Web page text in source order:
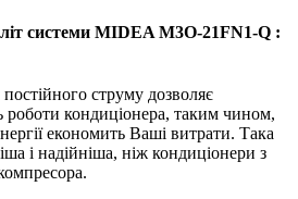
системи MIDEA M3O-21FN1-Q :
струму дозволяє
роботи кондиціонера, таким чином,
економить Ваші витрати. Така
і надійніша, ніж кондиціонери з